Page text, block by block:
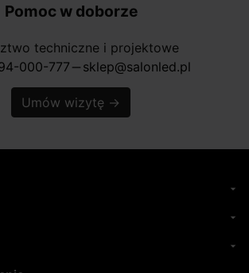
Pomoc w doborze
techniczne i projektowe
000-777 horizontal_rule sklep@salonled.pl
Umów wizytę →
arrow_drop_down
arrow_drop_down
arrow_drop_down